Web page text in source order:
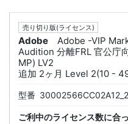
売り切り版(ライセンス)
Adobe
Adobe -VIP
Audition 分離FRL 官公庁
MP) LV2
追加 2ヶ月 Level 2(10 -
型番 30002566CC02A12_2
ご利中のライセンス数に合